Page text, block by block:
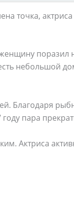
точка,
поразил
небольшой
Благодаря
пара
Актриса